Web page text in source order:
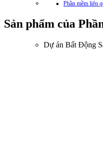
Phần mềm liên
Sản phẩm của
Dự án Bất Động